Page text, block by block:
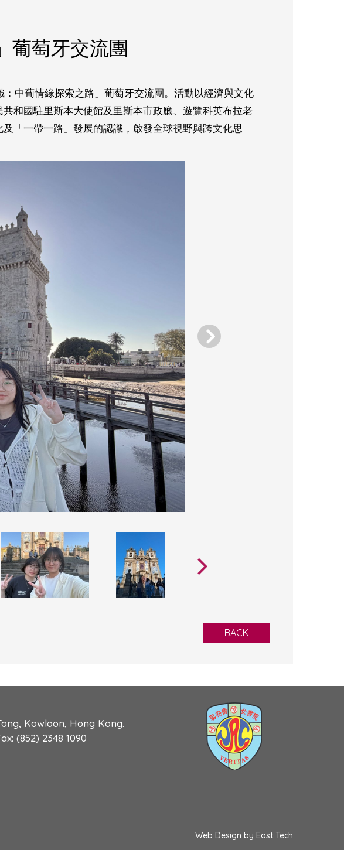
葡萄牙交流團
中葡情緣探索之路」葡萄牙交流團。活動以經濟與文化
和國駐里斯本大使館及里斯本市政廳、遊覽科英布拉老
「一帶一路」發展的認識，啟發全球視野與跨文化思
BACK
Kowloon, Hong Kong.
(852) 2348 1090
Web Design by East Tech